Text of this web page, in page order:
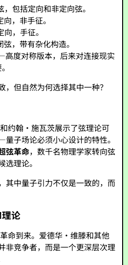
包括定向和非定向弦。
，非手征。
，手征。
，带有杂化构造。
度对称版本，后来对连接现实
，但自然为何选择其中一种？
约翰·施瓦茨展示了弦理论可
子场论必须小心设计的特性。
弦革命，数千名物理学家转向弦
理论。
其中量子引力不仅是一致的，而
论
命到来。爱德华·维滕和其他
非竞争者，而是一个更深层次理